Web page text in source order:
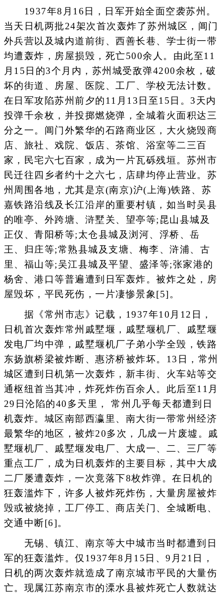
1937年8月16日，日军开始全面空袭苏州。
当天日机两批24架次首次轰炸了苏州城区，阊门
外兵营以及城内道前街、西善长巷、学士街一带
均遭轰炸，房屋损毁，死亡500余人。由此至11
月15日的3个月内，苏州城受敌弹4200余枚，破
坏的街道、房屋、医院、工厂、学校无法计数。
在日军攻陷苏州前夕的11月13日至15日。3天内
投弹千余枚，并投掷燃烧弹，全城着火面积达三
分之一。阊门外繁华的石路商业区，大火烧毁商
店、旅社、戏院、饭店、茶馆、浴室等二三百
家，民宅六七百家，成为一片瓦砾残垣。苏州市
民迁往四乡者约十之六七，店肆均停止营业。苏
州周围各地，尤其是京(南京)沪(上海)铁路、苏
嘉铁路沿线及长江沿岸的重要村镇，如当时吴县
的唯亭、外跨塘、浒墅关、望亭等;昆山县城及
正仪、青阳桥等;太仓县城及浏河、浮桥、岳
王、归庄等;常熟县城及支塘、梅李、浒浦、古
里、福山等;吴江县城及平望、盛泽等;张家港的
杨舍、港口等普遍遭到日军轰炸。被炸之处，房
屋毁坏，平民死伤，一片凄惨景象[5]。
据《常州市志》记载，1937年10月12日，
日机首次轰炸常州戚墅堰，戚墅堰机厂、戚墅堰
发电厂均中弹，戚墅堰机厂子弟小学全毁，铁路
东扬旗桥梁被炸断、惠济桥被炸坏。13日，常州
城区遭到日机第一次轰炸，新丰街、火车站等交
通枢纽首当其冲，炸死炸伤百余人。此后至11月
29日沦陷的40多天里， 常州几乎每天都遭到日
机轰炸。城区南部西瀛里、南大街一带常州经济
最繁华的地区，被炸20多次，几成一片废墟。戚
墅堰机厂、戚墅堰发电厂、大成一、二、三厂等
重点工厂，成为日机轰炸的主要目标，其中大成
二厂屡遭轰炸，一次竟落下8枚炸弹。在日机的
狂轰滥炸下，许多人被炸死炸伤，大量房屋被炸
毁或被烧掉，工厂停工、商店关门、全城断电、
交通中断[6]。
无锡、镇江、南京等大中城市当时都遭到日
军的狂轰滥炸。仅1937年8月15日、9月21日，
日机的两次轰炸就造成了南京城市平民的大量伤
亡。现属江苏南京市的溧水县被炸死亡人数就达